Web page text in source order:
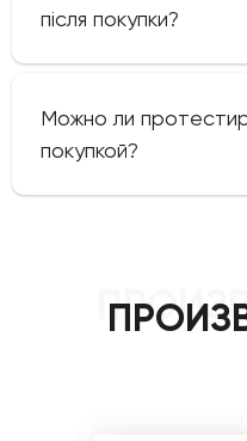
після покупки?
Можно ли
покупкой?